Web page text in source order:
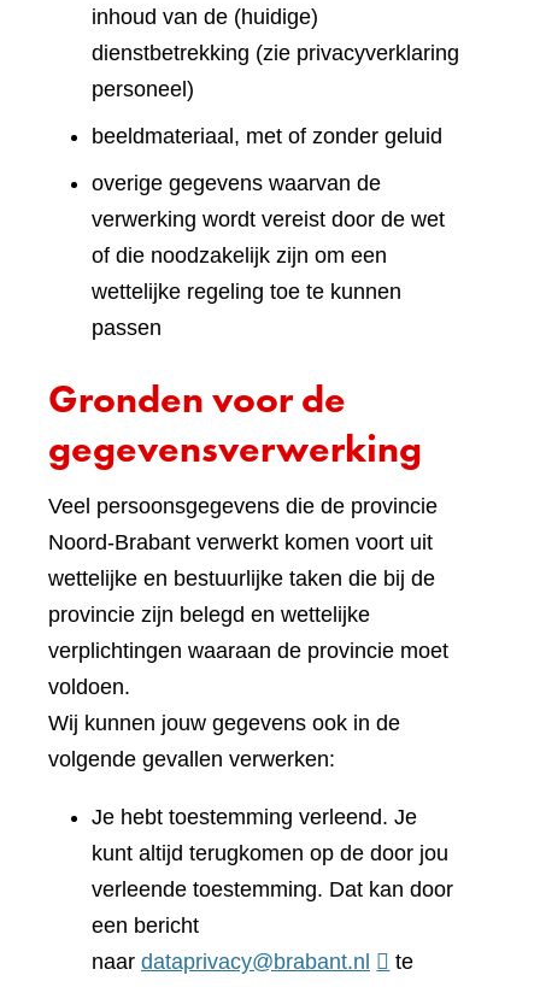
inhoud van de (huidige)
dienstbetrekking (zie privacyverklaring
personeel)
beeldmateriaal, met of zonder geluid
overige gegevens waarvan de
verwerking wordt vereist door de wet
of die noodzakelijk zijn om een
wettelijke regeling toe te kunnen
passen
Gronden voor de
gegevensverwerking
Veel persoonsgegevens die de provincie
Noord-Brabant verwerkt komen voort uit
wettelijke en bestuurlijke taken die bij de
provincie zijn belegd en wettelijke
verplichtingen waaraan de provincie moet
voldoen.
Wij kunnen jouw gegevens ook in de
volgende gevallen verwerken:
Je hebt toestemming verleend. Je
kunt altijd terugkomen op de door jou
verleende toestemming. Dat kan door
een bericht
naar dataprivacy@brabant.nl
te